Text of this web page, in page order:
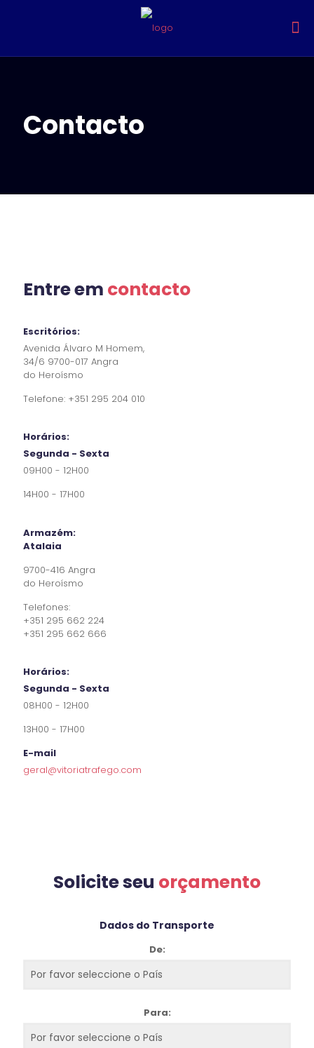
Contacto
Entre em contacto
Escritórios:
Avenida Álvaro M Homem,
34/6 9700-017 Angra
do Heroísmo
Telefone: +351 295 204 010
Horários:
Segunda - Sexta
09H00 - 12H00
14H00 - 17H00
Armazém:
Atalaia
9700-416 Angra
do Heroísmo
Telefones:
+351 295 662 224
+351 295 662 666
Horários:
Segunda - Sexta
08H00 - 12H00
13H00 - 17H00
E-mail
geral@vitoriatrafego.com
Solicite seu orçamento
Dados do Transporte
De:
Para: